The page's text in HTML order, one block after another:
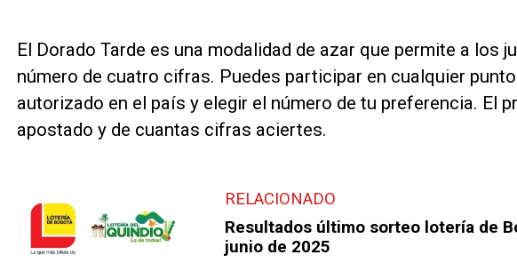
El Dorado Tarde es una modalidad de azar que permite a los
número de cuatro cifras. Puedes participar en cualquier
autorizado en el país y elegir el número de tu preferencia. El
apostado y de cuantas cifras aciertes.
RELACIONADO
Resultados último sorteo lotería de
junio de 2025